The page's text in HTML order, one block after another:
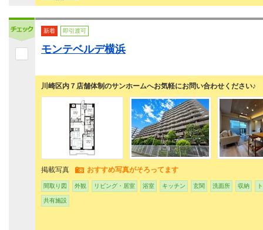
新着 即引渡可
モンテベルデ横浜
川崎区内７店舗体制のサンホームへお気軽にお問い合わせください♪
掲載写真 おすすめ写真がそろってます
間取り図 外観 リビング・居室 浴室 キッチン 玄関 洗面所 収納
共有施設